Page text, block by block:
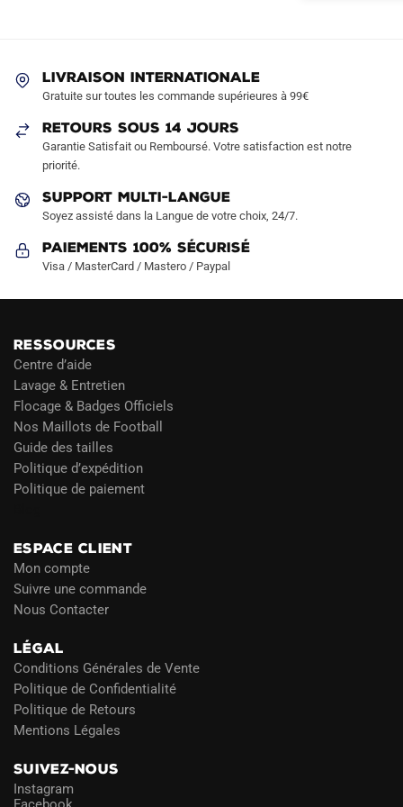
choisies
la
page
produit
LIVRAISON INTERNATIONALE
Gratuite sur toutes les commande supérieures à 99€
RETOURS SOUS 14 JOURS
Garantie Satisfait ou Remboursé. Votre satisfaction est notre
priorité.
SUPPORT MULTI-LANGUE
Soyez assisté dans la Langue de votre choix, 24/7.
Paiements 100% Sécurisé
Visa / MasterCard / Mastero / Paypal
RESSOURCES
Centre d’aide
Lavage & Entretien
Flocage & Badges Officiels
Nos Maillots de Football
Guide des tailles
Politique d’expédition
Politique de paiement
ESPACE CLIENT
Mon compte
Suivre une commande
Nous Contacter
LÉGAL
Conditions Générales de Vente
Politique de Confidentialité
Politique de Retours
Mentions Légales
SUIVEZ-NOUS
Instagram